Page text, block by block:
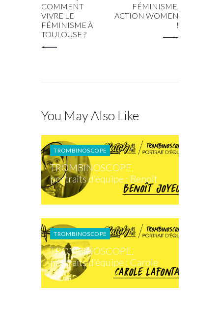
COMMENT
VIVRE LE
FÉMINISME À
TOULOUSE ?
FÉMINISME,
ACTION WOMEN
!
You May Also Like
TROMBINOSCOPE
TROMBINOSCOPE,
portraits d’équipe : Benoît
TROMBINOSCOPE
TROMBINOSCOPE,
portraits d’équipe : Carole